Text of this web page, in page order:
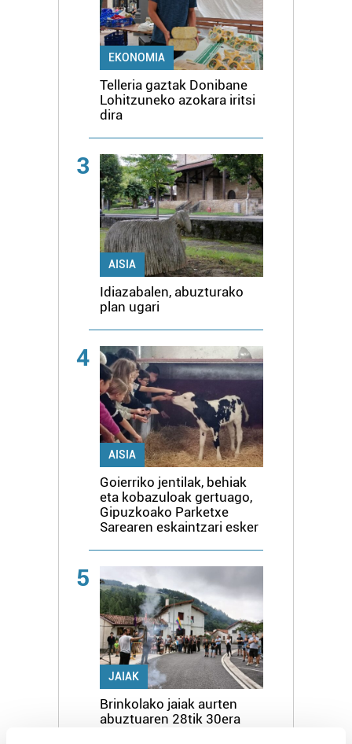
EKONOMIA
Telleria gaztak Donibane
Lohitzuneko azokara iritsi
dira
3
AISIA
Idiazabalen, abuzturako
plan ugari
4
AISIA
Goierriko jentilak, behiak
eta kobazuloak gertuago,
Gipuzkoako Parketxe
Sarearen eskaintzari esker
5
JAIAK
Brinkolako jaiak aurten
abuztuaren 28tik 30era